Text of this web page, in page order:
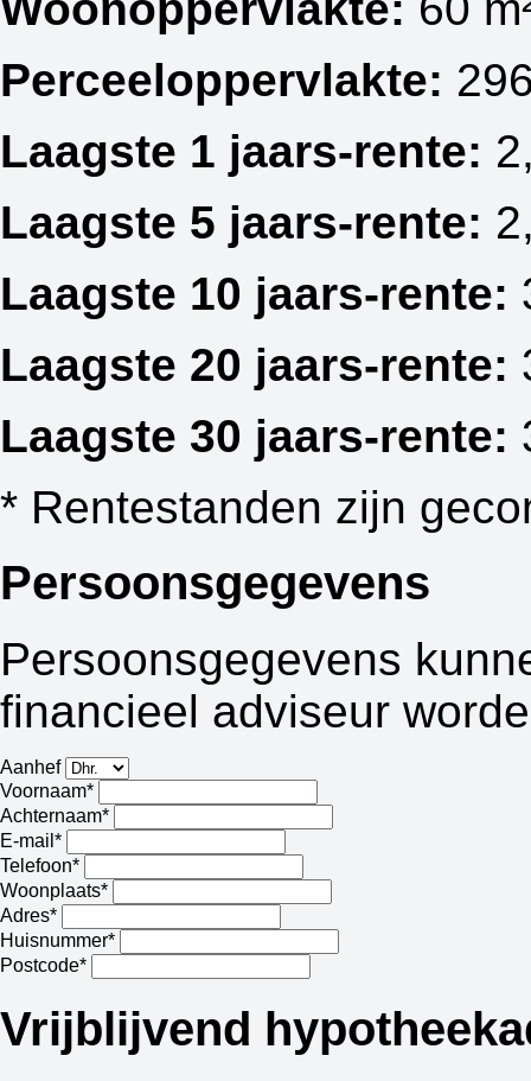
Perceeloppervlakte:
Laagste 1 jaars-rente:
Laagste 5 jaars-rente:
Laagste 10 jaars-rente:
Laagste 20 jaars-rente:
Laagste 30 jaars-rente:
* Rentestanden zijn
Persoonsgegevens
Persoonsgegevens
financieel adviseur
Aanhef
Voornaam*
Achternaam*
E-mail*
Telefoon*
Woonplaats*
Adres*
Huisnummer*
Postcode*
Vrijblijvend